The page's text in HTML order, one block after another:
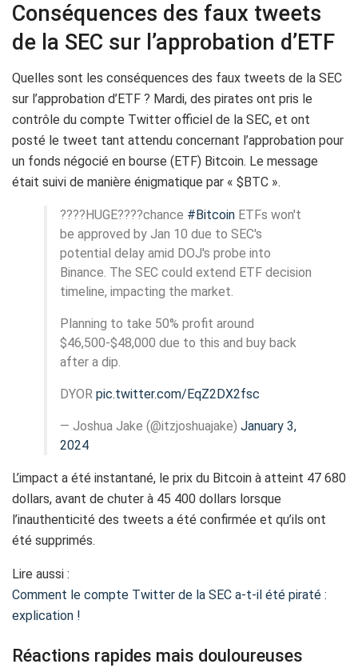
Conséquences des faux tweets
de la SEC sur l’approbation d’ETF
Quelles sont les conséquences des faux tweets de la SEC
sur l’approbation d’ETF ? Mardi, des pirates ont pris le
contrôle du compte Twitter officiel de la SEC, et ont
posté le tweet tant attendu concernant l’approbation pour
un fonds négocié en bourse (ETF) Bitcoin. Le message
était suivi de manière énigmatique par « $BTC ».
????HUGE????chance #Bitcoin ETFs won't
be approved by Jan 10 due to SEC's
potential delay amid DOJ's probe into
Binance. The SEC could extend ETF decision
timeline, impacting the market.
Planning to take 50% profit around
$46,500-$48,000 due to this and buy back
after a dip.
DYOR pic.twitter.com/EqZ2DX2fsc
— Joshua Jake (@itzjoshuajake) January 3,
2024
L’impact a été instantané, le prix du Bitcoin à atteint 47 680
dollars, avant de chuter à 45 400 dollars lorsque
l’inauthenticité des tweets a été confirmée et qu’ils ont
été supprimés.
Lire aussi :
Comment le compte Twitter de la SEC a-t-il été piraté :
explication !
Réactions rapides mais douloureuses